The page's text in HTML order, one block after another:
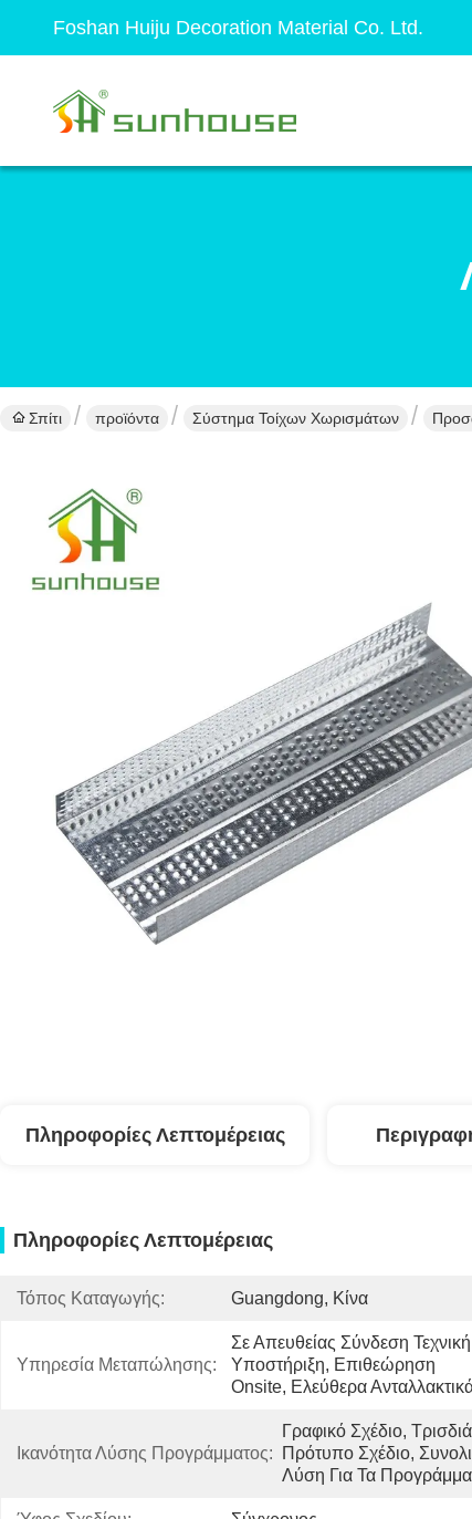
Foshan Huiju Decoration Material Co. Ltd.
Σπίτι προϊόντα Σύστημα Τοίχων Χωρισμάτων
Πληροφορίες Λεπτομέρειας
Πληροφορίες Λεπτομέρειας
Τόπος Καταγωγής: Guangdong, Κίνα
Υπηρεσία Μεταπώλησης:
Σε Απευθείας Σύνδεση Τεχνική
Υποστήριξη, Επιθεώρηση
Onsite, Ελεύθερα
Ικανότητα Λύσης Προγράμματος:
Γραφικό Σχέδιο,
Πρότυπο Σχέδιο,
Λύση Για Τα